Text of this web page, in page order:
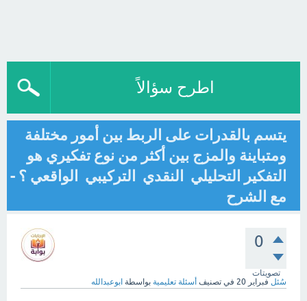
اطرح سؤالاً
يتسم بالقدرات على الربط بين أمور مختلفة
ومتباينة والمزج بين أكثر من نوع تفكيري هو
التفكير التحليلي النقدي التركيبي الواقعي ؟ -
مع الشرح
0
تصويتات
سُئل فبراير 20 في تصنيف أسئلة تعليمية بواسطة ابوعبدالله